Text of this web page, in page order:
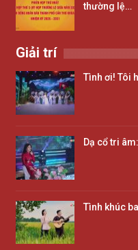
thường lệ…
Giải trí
Tình ơi! Tôi
Dạ cổ tri
Tình khúc